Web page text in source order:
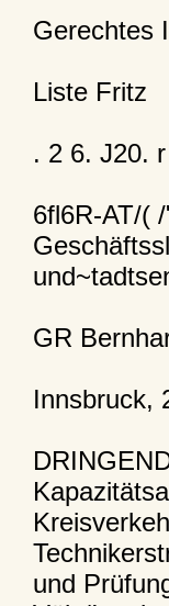
Gerechtes
Liste Fritz
. 2 6. J20.
6fl6R-AT/(
GR
Innsbruck,
und